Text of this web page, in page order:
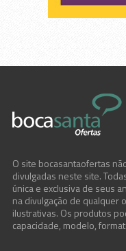
O site bocasantaofertas
divulgadas neste site.
única e exclusiva de seus
na divulgação de qualquer
ilustrativas. Os produtos
capacidade, modelo,